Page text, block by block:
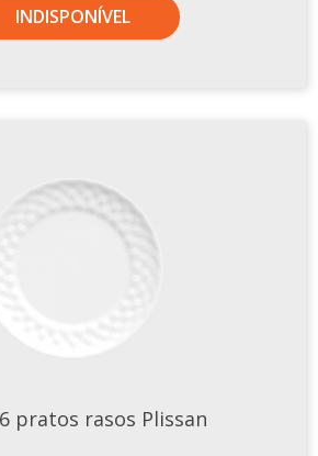
INDISPONÍVEL
pratos rasos Plissan